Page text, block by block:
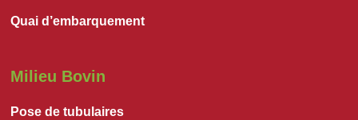
Quai d’embarquement
Milieu Bovin
Pose de tubulaires